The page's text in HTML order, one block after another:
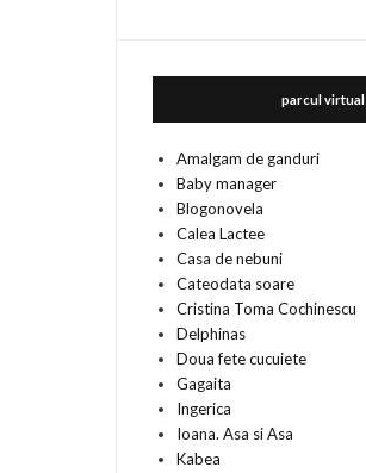
parcul virtual
Amalgam de ganduri
Baby manager
Blogonovela
Calea Lactee
Casa de nebuni
Cateodata soare
Cristina Toma Cochinescu
Delphinas
Doua fete cucuiete
Gagaita
Ingerica
Ioana. Asa si Asa
Kabea